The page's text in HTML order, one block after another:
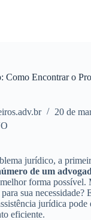
Como Encontrar o
20 de
jurídico, a
de um
forma possível.
sua necessidade?
jurídica
eficiente.